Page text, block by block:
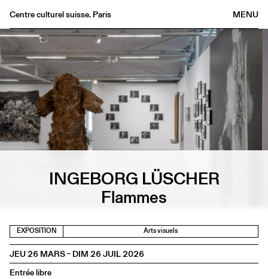
MENU
Centre culturel suisse. Paris
Agenda
Librairie
Buvette
Archives
Médiathèque
Éditions
Informations
INGEBORG LÜSCHER
Flammes
EXPOSITION Arts visuels
JEU 26 MARS – DIM 26 JUIL 2026
Entrée libre